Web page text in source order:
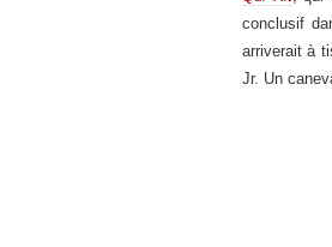
conclusif
arriverait à
Jr. Un